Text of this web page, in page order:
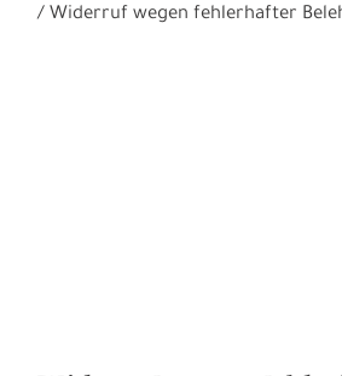
Widerruf wegen fehlerhafter